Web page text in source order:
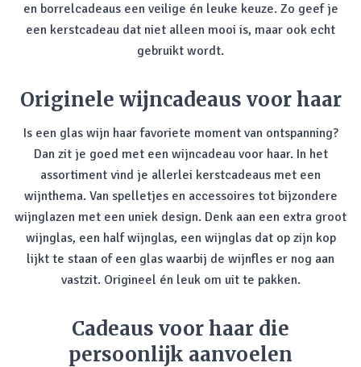
en borrelcadeaus een veilige én leuke keuze. Zo geef je
een kerstcadeau dat niet alleen mooi is, maar ook echt
gebruikt wordt.
Originele wijncadeaus voor haar
Is een glas wijn haar favoriete moment van ontspanning?
Dan zit je goed met een wijncadeau voor haar. In het
assortiment vind je allerlei kerstcadeaus met een
wijnthema. Van spelletjes en accessoires tot bijzondere
wijnglazen met een uniek design. Denk aan een extra groot
wijnglas, een half wijnglas, een wijnglas dat op zijn kop
lijkt te staan of een glas waarbij de wijnfles er nog aan
vastzit. Origineel én leuk om uit te pakken.
Cadeaus voor haar die
persoonlijk aanvoelen